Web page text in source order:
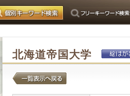
北海道帝国大学